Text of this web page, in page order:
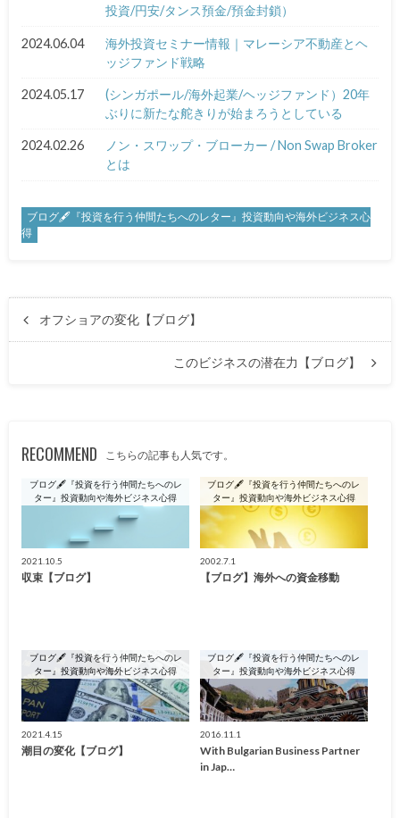
投資/円安/タンス預金/預金封鎖）
2024.06.04
海外投資セミナー情報｜マレーシア不動産とヘ
ッジファンド戦略
2024.05.17
(シンガポール/海外起業/ヘッジファンド）20年
ぶりに新たな舵きりが始まろうとしている
2024.02.26
ノン・スワップ・ブローカー / Non Swap Broker
とは
ブログ🖋『投資を行う仲間たちへのレター』投資動向や海外ビジネス心
得
オフショアの変化【ブログ】
このビジネスの潜在力【ブログ】
RECOMMEND こちらの記事も人気です。
ブログ🖋『投資を行う仲間たちへのレ
ター』投資動向や海外ビジネス心得
2021.10.5
収束【ブログ】
ブログ🖋『投資を行う仲間たちへのレ
ター』投資動向や海外ビジネス心得
2002.7.1
【ブログ】海外への資金移動
ブログ🖋『投資を行う仲間たちへのレ
ター』投資動向や海外ビジネス心得
2021.4.15
潮目の変化【ブログ】
ブログ🖋『投資を行う仲間たちへのレ
ター』投資動向や海外ビジネス心得
2016.11.1
With Bulgarian Business Partner
in Jap…